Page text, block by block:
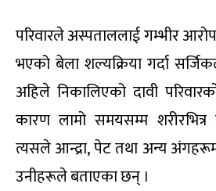
परिवारले अस्पताललाई गम्भीर
भएको बेला शल्यक्रिया गर्दा
अहिले निकालिएको दावी
कारण लामो समयसम्म
त्यसले आन्द्रा, पेट तथा अन्य
उनीहरूले बताएका छन् ।